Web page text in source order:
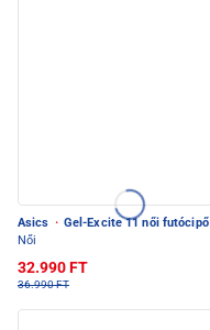
Asics · Gel-Excite 11 női futócipő
Női
32.990 FT
36.990 FT